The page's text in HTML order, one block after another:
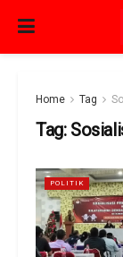
Home Tag
Tag:
POLITIK